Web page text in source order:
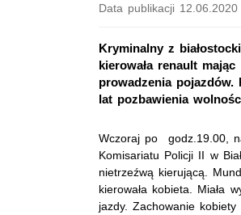
Data publikacji 12.06.2020
Kryminalny z
kierowała renault
prowadzenia
lat pozbawienia
Wczoraj po godz.19.00,
Komisariatu Policji II w
nietrzeźwą kierującą.
kierowała kobieta. Miała
jazdy. Zachowanie